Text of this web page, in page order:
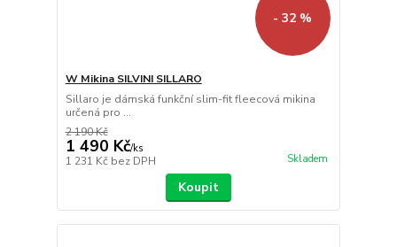
- 32 %
W Mikina SILVINI SILLARO
Sillaro je dámská funkční slim-fit fleecová mikina
určená pro ...
2 190 Kč
1 490 Kč/ks
1 231 Kč bez DPH Skladem
Koupit